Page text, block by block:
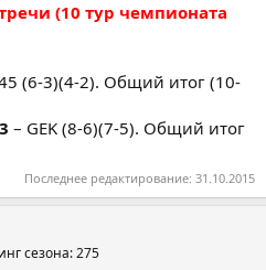
(10 тур чемпионата
(6-3)(4-2). Общий итог (10-
– GEK (8-6)(7-5). Общий итог
Последнее редактирование: 31.10.2015
сезона: 275